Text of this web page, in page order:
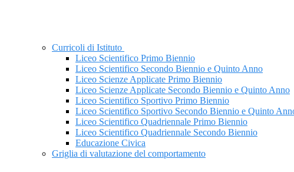
Curricoli di Istituto
Liceo Scientifico Primo Biennio
Liceo Scientifico Secondo Biennio e Quinto Anno
Liceo Scienze Applicate Primo Biennio
Liceo Scienze Applicate Secondo Biennio e Quinto Anno
Liceo Scientifico Sportivo Primo Biennio
Liceo Scientifico Sportivo Secondo Biennio e Quinto
Liceo Scientifico Quadriennale Primo Biennio
Liceo Scientifico Quadriennale Secondo Biennio
Educazione Civica
Griglia di valutazione del comportamento